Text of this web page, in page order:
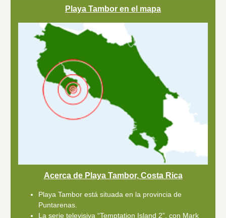
Playa Tambor en el mapa
Acerca de Playa Tambor, Costa Rica
Playa Tambor está situada en la provincia de
Puntarenas.
La serie televisiva “Temptation Island 2”, con Mark